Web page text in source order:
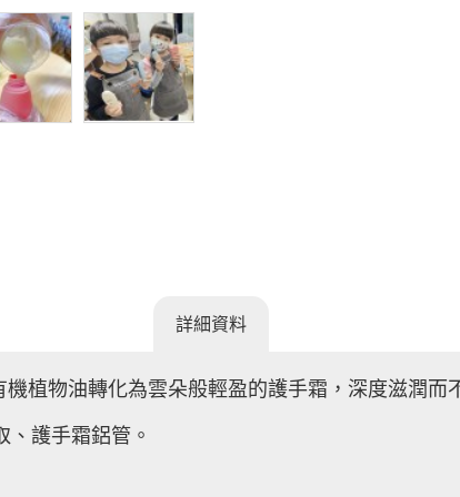
詳細資料
植物油轉化為雲朵般輕盈的護手霜，深度滋潤而
護手霜鋁管。